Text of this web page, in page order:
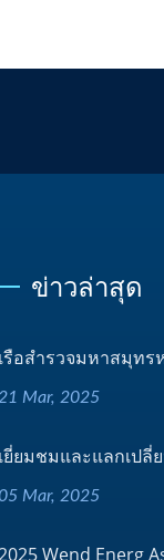
ข่าวล่าสุด
เรือสำรวจมหาสมุทร
21 Mar, 2025
เยี่ยมชมและแลกเปลี่
05 Mar, 2025
2025 Wend Energ